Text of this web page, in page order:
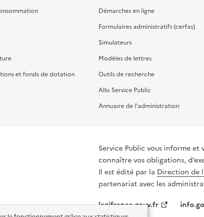
et fonds de dotation
Démarches en ligne
Formulaires administratifs (cerfas)
Simulateurs
Modèles de lettres
Outils de recherche
Allo Service Public
Annuaire de l'administration
Service Public vous informe
connaître vos obligations,
Il est édité par la Direction de
partenariat avec les
legifrance.gouv.fr